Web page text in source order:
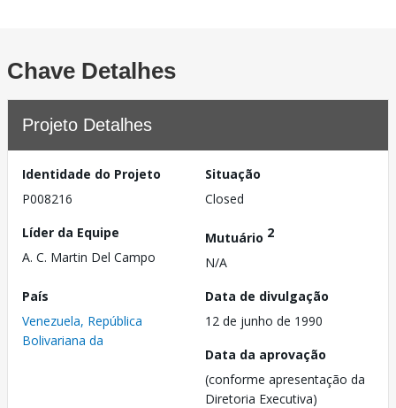
Chave Detalhes
Projeto Detalhes
Identidade do Projeto
P008216
Situação
Closed
Líder da Equipe
A. C. Martin Del Campo
Mutuário 2
N/A
País
Venezuela, República
Bolivariana da
Data de divulgação
12 de junho de 1990
Data da aprovação
(conforme apresentação da
Diretoria Executiva)